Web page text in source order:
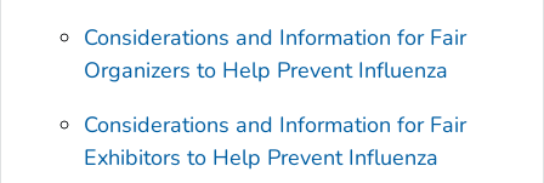
Considerations and Information for Fair
Organizers to Help Prevent Influenza
Considerations and Information for Fair
Exhibitors to Help Prevent Influenza